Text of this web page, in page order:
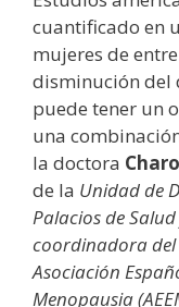
cuantificado en
mujeres de
disminución del
puede tener un
una
la doctora
de la Unidad de
Palacios de
coordinadora del
Asociación
Menopausia